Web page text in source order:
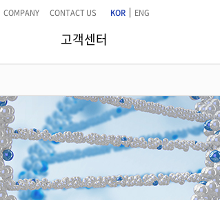
COMPANY CONTACT US KOR | ENG
고객센터